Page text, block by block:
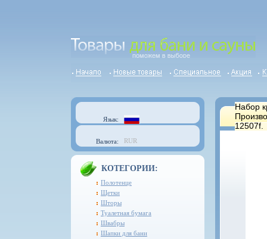
Язык:
Валюта: RUR
КОТЕГОРИИ:
Полотенце
Щетки
Шторы
Туалетная бумага
Швабры
Шапки для бани
Набор
12507f.